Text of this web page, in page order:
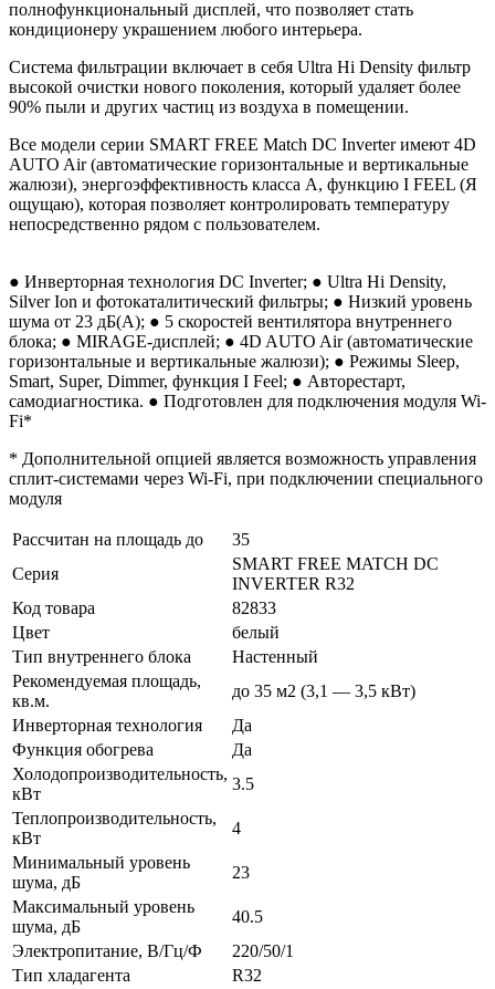
полнофункциональный дисплей, что позволяет стать
кондиционеру украшением любого интерьера.
Система фильтрации включает в себя Ultra Hi Density фильтр
высокой очистки нового поколения, который удаляет более
90% пыли и других частиц из воздуха в помещении.
Все модели серии SMART FREE Match DC Inverter имеют 4D
AUTO Air (автоматические горизонтальные и вертикальные
жалюзи), энергоэффективность класса А, функцию I FEEL (Я
ощущаю), которая позволяет контролировать температуру
непосредственно рядом с пользователем.
● Инверторная технология DC Inverter; ● Ultra Hi Density,
Silver Ion и фотокаталитический фильтры; ● Низкий уровень
шума от 23 дБ(А); ● 5 скоростей вентилятора внутреннего
блока; ● MIRAGE-дисплей; ● 4D AUTO Air (автоматические
горизонтальные и вертикальные жалюзи); ● Режимы Sleep,
Smart, Super, Dimmer, функция I Feel; ● Авторестарт,
самодиагностика. ● Подготовлен для подключения модуля Wi-
Fi*
* Дополнительной опцией является возможность управления
сплит-системами через Wi-Fi, при подключении специального
модуля
Рассчитан на площадь до
35
Серия
SMART FREE MATCH DC
INVERTER R32
Код товара
82833
Цвет
белый
Тип внутреннего блока
Настенный
Рекомендуемая площадь,
кв.м.
до 35 м2 (3,1 — 3,5 кВт)
Инверторная технология
Да
Функция обогрева
Да
Холодопроизводительность,
кВт
3.5
Теплопроизводительность,
кВт
4
Минимальный уровень
шума, дБ
23
Максимальный уровень
шума, дБ
40.5
Электропитание, В/Гц/Ф
220/50/1
Тип хладагента
R32